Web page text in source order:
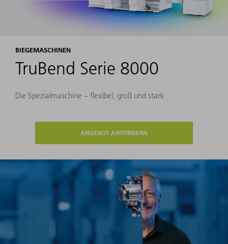
BIEGEMASCHINEN
TruBend Serie 8000
Die Spezialmaschine – flexibel, groß und stark
ANGEBOT ANFORDERN